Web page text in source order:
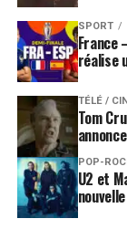
SPORT
France
réalise
TÉLÉ /
Tom
POP-
U2 et